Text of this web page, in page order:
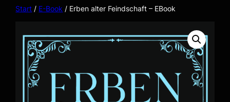
Start / E-Book / Erben alter Feindschaft – EBook